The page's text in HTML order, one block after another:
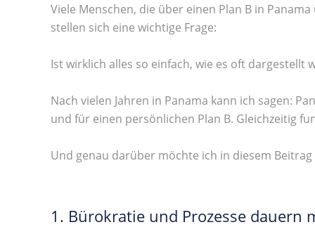
Viele Menschen, die über einen Plan B in
stellen sich eine wichtige Frage:
Ist wirklich alles so einfach, wie es oft dargestellt
Nach vielen Jahren in Panama kann ich sagen:
und für einen persönlichen Plan B. Gleichzeitig
Und genau darüber möchte ich in diesem
1. Bürokratie und Prozesse dauern